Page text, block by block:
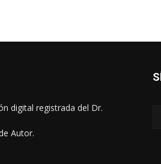
digital registrada del Dr.
Autor.